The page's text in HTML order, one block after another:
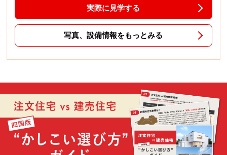
実際に見学する
写真、設備情報をもっとみる